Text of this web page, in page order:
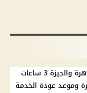
قطع مياه الشرب في القاهرة والجيزة 3 ساعات
وموعد عودة الخدمة